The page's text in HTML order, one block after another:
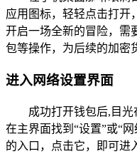
应用图标，轻轻点击打开
开启一场全新的冒险，需
包等操作，为后续的加密
进入网络设置界面
成功打开钱包后,目
在主界面找到“设置”或“
的入口，点击它，即可进